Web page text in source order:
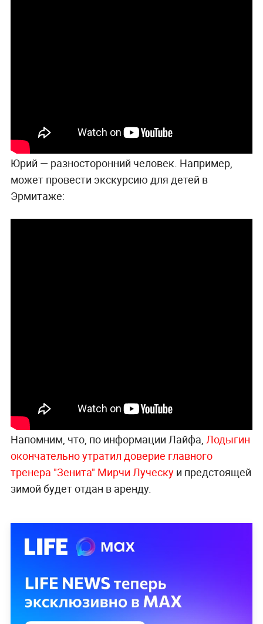
Юрий — разносторонний человек. Например,
может провести экскурсию для детей в
Эрмитаже:
Напомним, что, по информации Лайфа, Лодыгин
окончательно утратил доверие главного
тренера "Зенита" Мирчи Луческуи предстоящей
зимой будет отдан в аренду.